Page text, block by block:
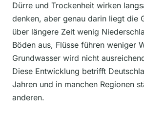
Dürre und Trockenheit wirken
denken, aber genau darin liegt die
über längere Zeit wenig
Böden aus, Flüsse führen weniger
Grundwasser wird nicht
Diese Entwicklung betrifft
Jahren und in manchen Regionen
anderen.